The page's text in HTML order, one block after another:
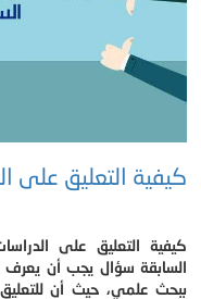
كيفية التعليق على
كيفية التعليق على
السابقة سؤال يجب أن يعرف
ببحث علمي، حيث أن